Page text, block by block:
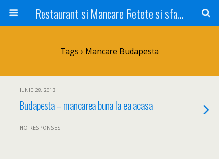
Restaurant si Mancare Retete si sfaturi Picant bun si rapid
Tags › Mancare Budapesta
IUNIE 28, 2013
Budapesta – mancarea buna la ea acasa
NO RESPONSES